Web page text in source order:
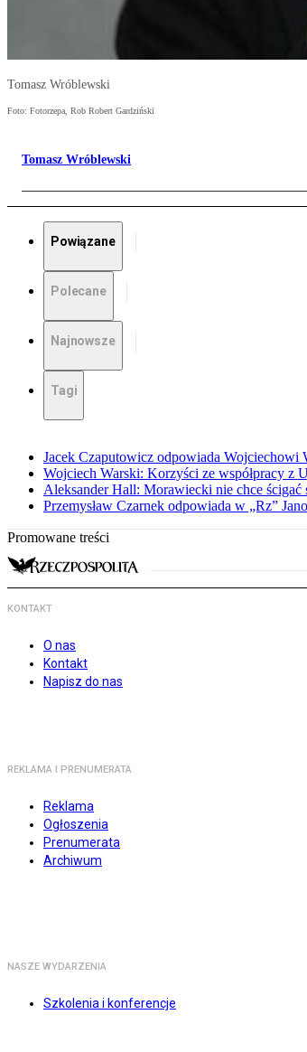
Tomasz Wróblewski
Foto: Fotorzepa, Rob Robert Gardziński
Tomasz Wróblewski
Powiązane
Polecane
Najnowsze
Tagi
Jacek Czaputowicz odpowiada Wojciechowi
Wojciech Warski: Korzyści ze współpracy z
Aleksander Hall: Morawiecki nie chce ścigać
Przemysław Czarnek odpowiada w „Rz”
Promowane treści
KONTAKT
O nas
Kontakt
Napisz do nas
REKLAMA I PRENUMERATA
Reklama
Ogłoszenia
Prenumerata
Archiwum
NASZE WYDARZENIA
Szkolenia i konferencje